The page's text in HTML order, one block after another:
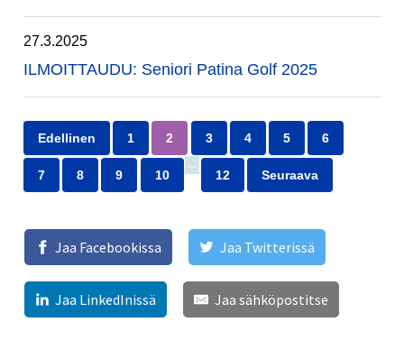
27.3.2025
ILMOITTAUDU: Seniori Patina Golf 2025
Edellinen 1 2 3 4 5 6
7 8 9 10 12 Seuraava
Jaa Facebookissa Jaa Twitterissä
Jaa LinkedInissä Jaa sähköpostitse